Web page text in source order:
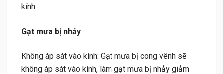
kính.
Gạt mưa bị nhảy
Không áp sát vào kính: Gạt mưa bị cong vênh sẽ
không áp sát vào kính, làm gạt mưa bị nhảy giảm